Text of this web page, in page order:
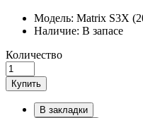
Модель: Matrix S3X
Наличие: В запасе
Количество
Купить
В закладки